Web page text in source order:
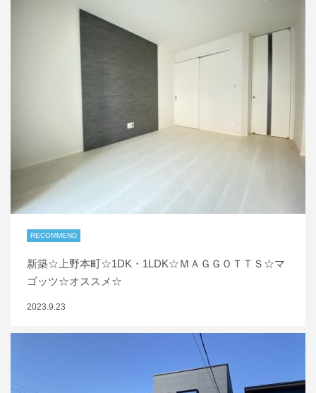
RECOMMEND
新築☆上野本町☆1DK・1LDK☆ＭＡＧＧＯＴＴＳ☆マ
ゴッツ☆オススメ☆
2023.9.23